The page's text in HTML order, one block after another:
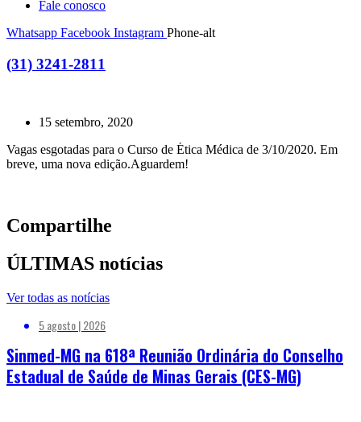
Fale conosco
Whatsapp Facebook Instagram Phone-alt
(31) 3241-2811
15 setembro, 2020
Vagas esgotadas para o Curso de Ética Médica de 3/10/2020. Em
breve, uma nova edição.Aguardem!
Compartilhe
ÚLTIMAS notícias
Ver todas as notícias
5 agosto | 2026
Sinmed-MG na 618ª Reunião Ordinária do Conselho
Estadual de Saúde de Minas Gerais (CES-MG)